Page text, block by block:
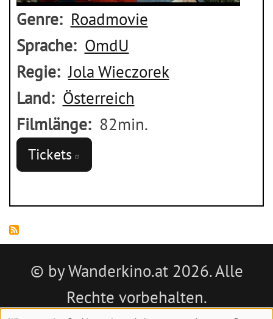
Genre
Roadmovie
Sprache
OmdU
Regie Jola Wieczorek
Land
Österreich
Filmlänge
82min.
Tickets
© by Wanderkino.at 2026. Alle
Rechte vorbehalten.